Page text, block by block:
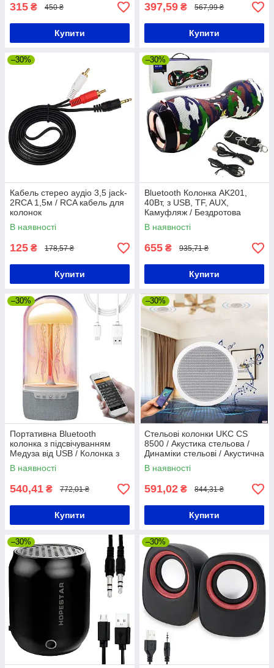
315 ₴ 450 ₴
Купити
397,59 ₴ 567,99 ₴
Купити
–30%
Кабель стерео аудіо 3,5 jack-
2RCA 1,5м / RCA кабель для
колонок
В наявності
125 ₴ 178,57 ₴
Купити
–30%
Bluetooth Колонка AK201,
40Вт, з USB, TF, AUX,
Камуфляж / Бездротова
портативна блютуз колонка
В наявності
655 ₴ 935,71 ₴
Купити
–30%
Портативна Bluetooth
колонка з підсвічуванням
Медуза від USB / Колонка з
функцією нічника / Bluetooth
колонка-нічник
В наявності
540,41 ₴ 772,01 ₴
Купити
–30%
Стельові колонки UKC CS
8500 / Акустика стельова /
Динаміки стельові / Акустична
система
В наявності
591,02 ₴ 844,31 ₴
Купити
–30% –30%